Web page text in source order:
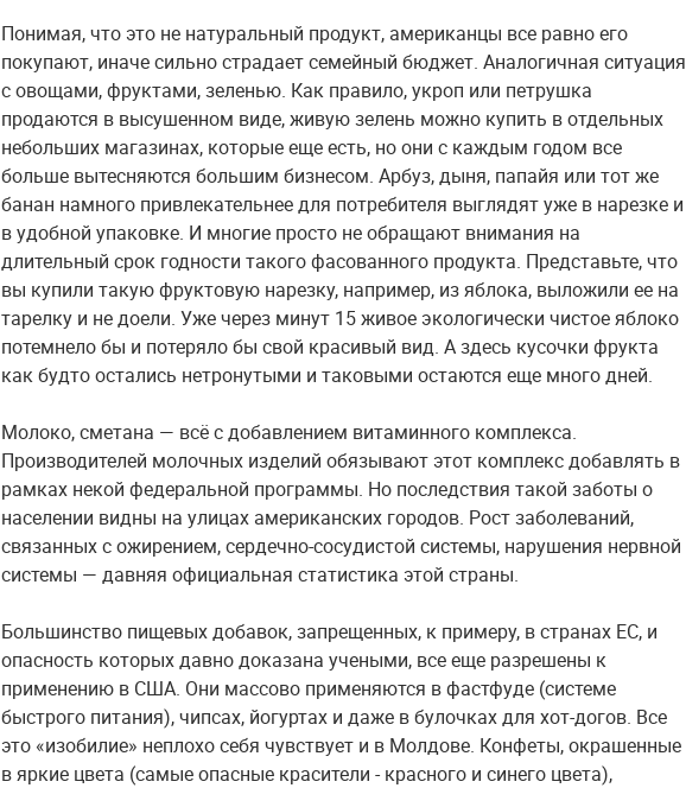
Понимая, что это не натуральный продукт, американцы все равно его
покупают, иначе сильно страдает семейный бюджет. Аналогичная ситуация
с овощами, фруктами, зеленью. Как правило, укроп или петрушка
продаются в высушенном виде, живую зелень можно купить в отдельных
небольших магазинах, которые еще есть, но они с каждым годом все
больше вытесняются большим бизнесом. Арбуз, дыня, папайя или тот же
банан намного привлекательнее для потребителя выглядят уже в нарезке и
в удобной упаковке. И многие просто не обращают внимания на
длительный срок годности такого фасованного продукта. Представьте, что
вы купили такую фруктовую нарезку, например, из яблока, выложили ее на
тарелку и не доели. Уже через минут 15 живое экологически чистое яблоко
потемнело бы и потеряло бы свой красивый вид. А здесь кусочки фрукта
как будто остались нетронутыми и таковыми остаются еще много дней.
Молоко, сметана — всё с добавлением витаминного комплекса.
Производителей молочных изделий обязывают этот комплекс добавлять в
рамках некой федеральной программы. Но последствия такой заботы о
населении видны на улицах американских городов. Рост заболеваний,
связанных с ожирением, сердечно-сосудистой системы, нарушения нервной
системы — давняя официальная статистика этой страны.
Большинство пищевых добавок, запрещенных, к примеру, в странах ЕС, и
опасность которых давно доказана учеными, все еще разрешены к
применению в США. Они массово применяются в фастфуде (системе
быстрого питания), чипсах, йогуртах и даже в булочках для хот-догов. Все
это «изобилие» неплохо себя чувствует и в Молдове. Конфеты, окрашенные
в яркие цвета (самые опасные красители - красного и синего цвета),